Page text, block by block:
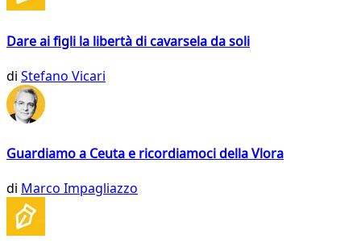
Dare ai figli la libertà di cavarsela da soli
di Stefano Vicari
Guardiamo a Ceuta e ricordiamoci della Vlora
di Marco Impagliazzo